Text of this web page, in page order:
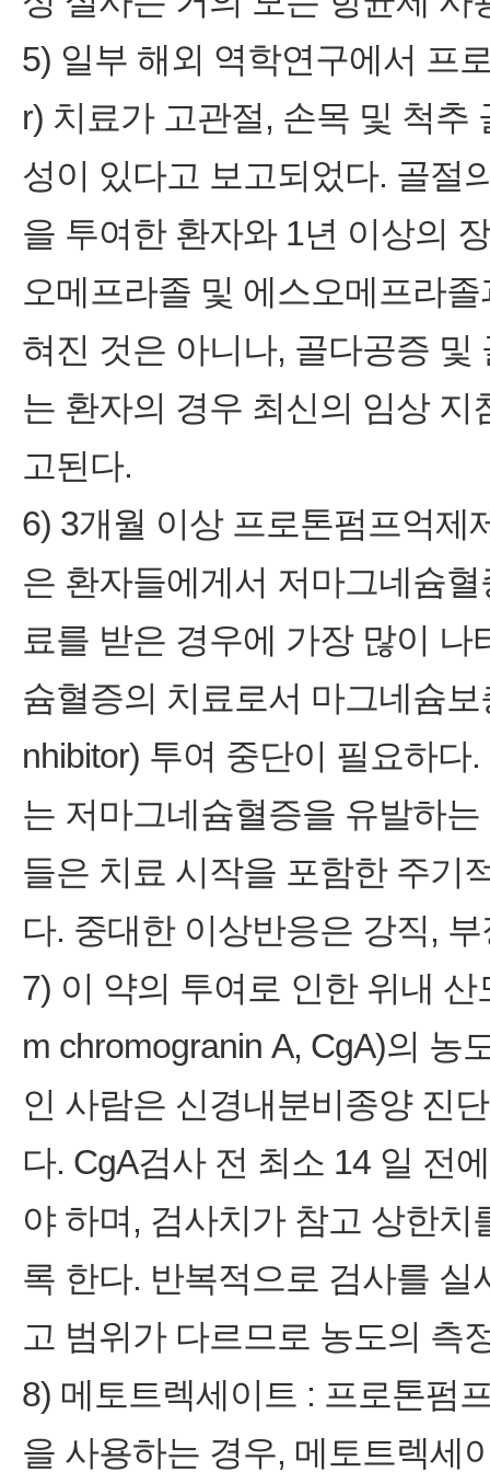
5) 일부 해외 역학연구에서 프
r) 치료가 고관절, 손목 및 척추
성이 있다고 보고되었다. 골절
을 투여한 환자와 1년 이상의
오메프라졸 및 에스오메프라
혀진 것은 아니나, 골다공증
는 환자의 경우 최신의 임상
고된다.
6) 3개월 이상 프로톤펌프억제
은 환자들에게서 저마그네슘
료를 받은 경우에 가장 많이
슘혈증의 치료로서 마그네슘
nhibitor) 투여 중단이 필요하
는 저마그네슘혈증을 유발하
들은 치료 시작을 포함한 주기
다. 중대한 이상반응은 강직,
7) 이 약의 투여로 인한 위내
m chromogranin A, CgA)의 농
인 사람은 신경내분비종양 진
다. CgA검사 전 최소 14 일 전
야 하며, 검사치가 참고 상한
록 한다. 반복적으로 검사를
고 범위가 다르므로 농도의 측
8) 메토트렉세이트 : 프로톤펌
을 사용하는 경우, 메토트렉세